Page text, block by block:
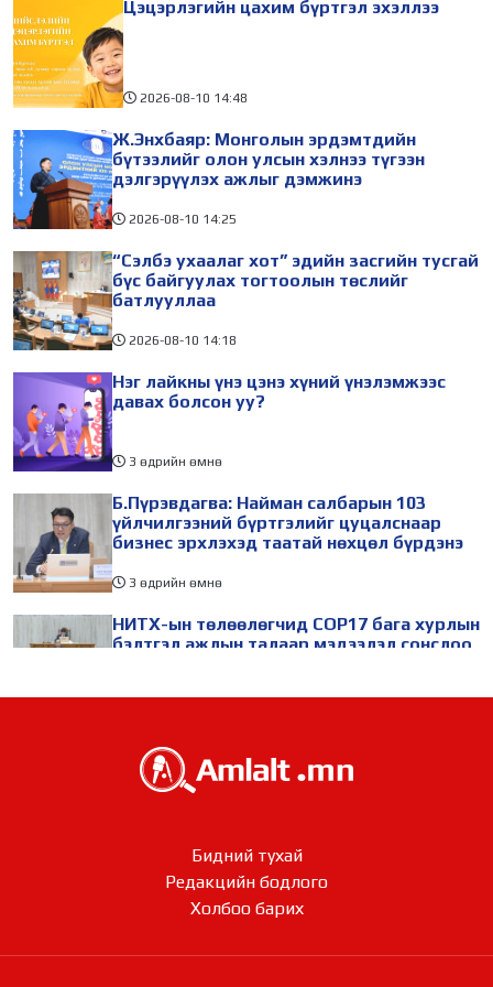
Цэцэрлэгийн цахим бүртгэл эхэллээ
2026-08-10 14:48
Ж.Энхбаяр: Монголын эрдэмтдийн
бүтээлийг олон улсын хэлнээ түгээн
дэлгэрүүлэх ажлыг дэмжинэ
2026-08-10 14:25
“Сэлбэ ухаалаг хот” эдийн засгийн тусгай
бүс байгуулах тогтоолын төслийг
батлууллаа
2026-08-10 14:18
Нэг лайкны үнэ цэнэ хүний үнэлэмжээс
давах болсон уу?
3 өдрийн өмнө
Б.Пүрэвдагва: Найман салбарын 103
үйлчилгээний бүртгэлийг цуцалснаар
бизнес эрхлэхэд таатай нөхцөл бүрдэнэ
3 өдрийн өмнө
НИТХ-ын төлөөлөгчид COP17 бага хурлын
бэлтгэл ажлын талаар мэдээлэл сонслоо
БНХАУ-ын Ляонин мужийн төлөөлөгчид
НИТХ-ын үйл ажиллагаатай танилцлаа
Төр, хувийн хэвшлийн түншлэлээр
хэрэгжүүлэхээр төлөвлөсөн зарим
төслийг танилцуулав
Бидний тухай
Редакцийн бодлого​​​​​​​
Холбоо барих